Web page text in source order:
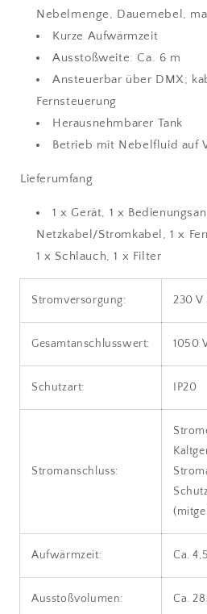
Nebelmenge, Dauernebel,
Kurze Aufwärmzeit
Ausstoßweite: Ca. 6 m
Ansteuerbar über DMX;
Fernsteuerung
Herausnehmbarer Tank
Betrieb mit Nebelfluid auf
Lieferumfang
1 x Gerät, 1 x
Netzkabel/Stromkabel, 1 x
1 x Schlauch, 1 x Filter
Stromversorgung: 230 V
Gesamtanschlusswert: 1050
Schutzart: IP20
Stromanschluss:
Aufwärmzeit: Ca.
Ausstoßvolumen: Ca.